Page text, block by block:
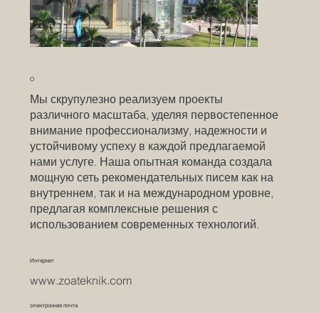
О
Мы скрупулезно реализуем проекты
различного масштаба, уделяя первостепенное
внимание профессионализму, надежности и
устойчивому успеху в каждой предлагаемой
нами услуге. Наша опытная команда создала
мощную сеть рекомендательных писем как на
внутреннем, так и на международном уровне,
предлагая комплексные решения с
использованием современных технологий.
Интернет
www.zoateknik.com
электронная почта